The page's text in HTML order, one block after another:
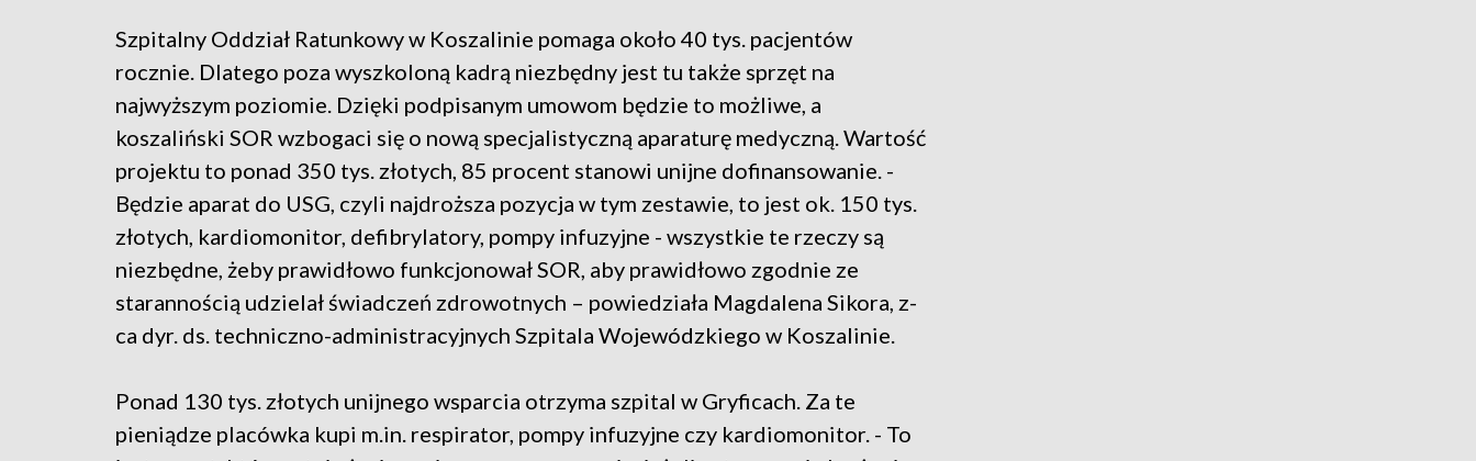
Szpitalny Oddział Ratunkowy w Koszalinie pomaga około 40 tys. pacjentów
rocznie. Dlatego poza wyszkoloną kadrą niezbędny jest tu także sprzęt na
najwyższym poziomie. Dzięki podpisanym umowom będzie to możliwe, a
koszaliński SOR wzbogaci się o nową specjalistyczną aparaturę medyczną. Wartość
projektu to ponad 350 tys. złotych, 85 procent stanowi unijne dofinansowanie. -
Będzie aparat do USG, czyli najdroższa pozycja w tym zestawie, to jest ok. 150 tys.
złotych, kardiomonitor, defibrylatory, pompy infuzyjne - wszystkie te rzeczy są
niezbędne, żeby prawidłowo funkcjonował SOR, aby prawidłowo zgodnie ze
starannością udzielał świadczeń zdrowotnych – powiedziała Magdalena Sikora, z-
ca dyr. ds. techniczno-administracyjnych Szpitala Wojewódzkiego w Koszalinie.
Ponad 130 tys. złotych unijnego wsparcia otrzyma szpital w Gryficach. Za te
pieniądze placówka kupi m.in. respirator, pompy infuzyjne czy kardiomonitor. - To